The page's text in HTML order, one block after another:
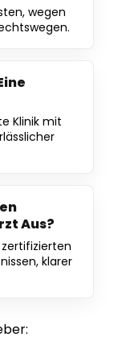
wegen
Klinik mit
Aus?
klarer